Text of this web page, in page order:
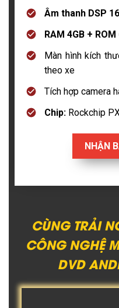
NHẬN
Chip: Rockchip
Tích hợp camera
Màn hình kích
theo xe
RAM 4GB + ROM
Âm thanh DSP
CÙNG TRẢI
CÔNG NGHỆ
DVD